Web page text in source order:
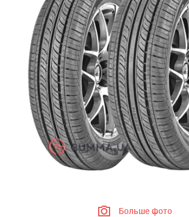
Больше фото